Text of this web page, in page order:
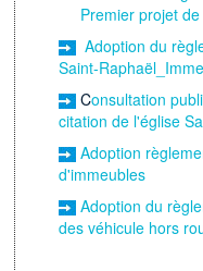
Premier projet
Adoption du
Saint-
Consultation
citation de l'église
Adoption
d'immeubles
Adoption du
des véhicule hors